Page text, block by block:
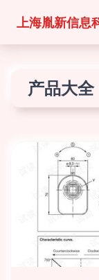
产品大全